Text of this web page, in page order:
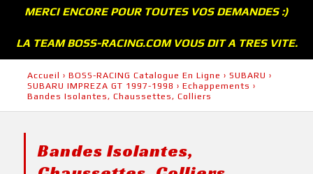
MERCI ENCORE POUR TOUTES VOS DEMANDES :)
LA TEAM BOSS-RACING.COM VOUS DIT A TRES VITE.
Accueil › BOSS-RACING Catalogue En Ligne › SUBARU ›
SUBARU IMPREZA GT 1997-1998 › Echappements ›
Bandes Isolantes, Chaussettes, Colliers
Bandes Isolantes,